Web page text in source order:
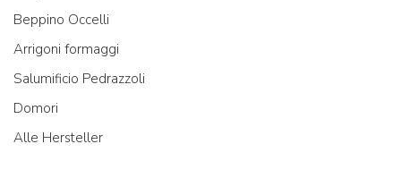
Beppino Occelli
Arrigoni formaggi
Salumificio Pedrazzoli
Domori
Alle Hersteller